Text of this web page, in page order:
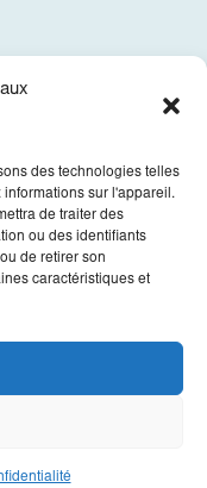
des technologies telles
sur l'appareil.
de traiter des
ou des identifiants
de retirer son
caractéristiques et